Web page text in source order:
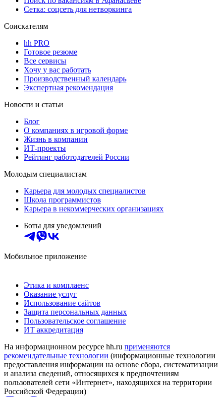
Сетка: соцсеть для нетворкинга
Соискателям
hh PRO
Готовое резюме
Все сервисы
Хочу у вас работать
Производственный календарь
Экспертная рекомендация
Новости и статьи
Блог
О компаниях в игровой форме
Жизнь в компании
ИТ-проекты
Рейтинг работодателей России
Молодым специалистам
Карьера для молодых специалистов
Школа программистов
Карьера в некоммерческих организациях
Боты для уведомлений
Мобильное приложение
Этика и комплаенс
Оказание услуг
Использование сайтов
Защита персональных данных
Пользовательское соглашение
ИТ аккредитация
На информационном ресурсе hh.ru применяются
рекомендательные технологии (информационные технологии
предоставления информации на основе сбора, систематизации
и анализа сведений, относящихся к предпочтениям
пользователей сети «Интернет», находящихся на территории
Российской Федерации)